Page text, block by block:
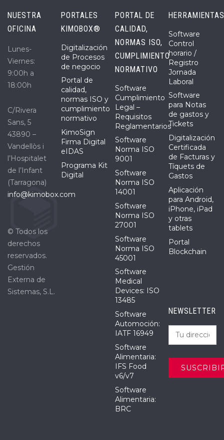
NUESTRA
OFICINA
Lunes-
Viernes:
9:00h a
18:00h
C/Rivera
Sans, 5
43890 –
Vandellòs i
l’Hospitalet
de l’Infant
(Tarragona)
info@kimobox.com
© Todos los
derechos
reservados.
Gestión
Externa de
Sistemas, S.L.
PORTALES
KIMOBOX®
Digitalización
de Procesos
de negocio
Portal de
calidad,
normas ISO y
cumplimiento
normativo
KimoSign
Firma Digital
eIDAS
Programa Kit
Digital
PORTAL DE
CALIDAD,
NORMAS ISO,
CUMPLIMIENTO
NORMATIVO
Software
Cumplimiento
Legal –
Requisitos
Reglamentarios
Software
Norma ISO
9001
Software
Norma ISO
14001
Software
Norma ISO
27001
Software
Norma ISO
45001
Software
Medical
Devices: ISO
13485
Software
Automoción:
IATF 16949
Software
Alimentaria:
IFS Food
v6/v7
Software
Alimentaria:
BRC
Software
Control
horario /
Registro
Jornada
Laboral
Software
para Notas
de gastos y
Tickets
Digitalización
Certificada
de Facturas y
Tíquets de
Gastos
Aplicación
para Android,
iPhone, iPad
y otras
tablets
Portal
Blockchain
NEWSLETTER